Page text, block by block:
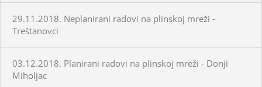
29.11.2018. Neplanirani radovi na plinskoj mreži -
Treštanovci
03.12.2018. Planirani radovi na plinskoj mreži - Donji
Miholjac